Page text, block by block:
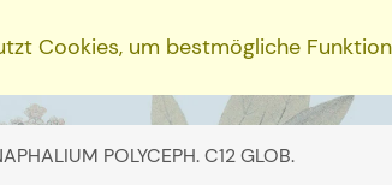
Cookies, um bestmögliche